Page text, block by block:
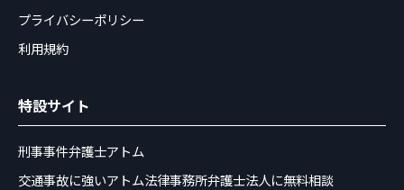
プライバシーポリシー
利用規約
特設サイト
刑事事件弁護士アトム
交通事故に強いアトム法律事務所弁護士法人に無料相談